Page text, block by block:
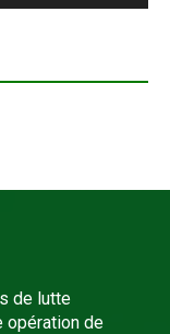
de lutte
opération de